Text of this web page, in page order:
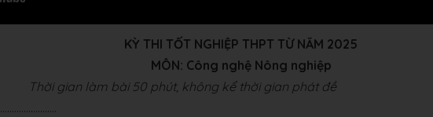
KỲ THI TỐT NGHIỆP THPT TỪ NĂM 2025
MÔN: Công nghệ Nông nghiệp
Thời gian làm bài 50 phút, không kể thời gian phát đề